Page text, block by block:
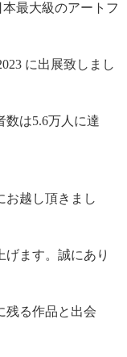
最大級のアートフ
に出展致しまし
数は5.6万人に達
お越し頂きまし
げます。誠にあり
残る作品と出会